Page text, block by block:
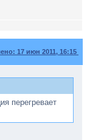
17 июн 2011, 16:15
перегревает